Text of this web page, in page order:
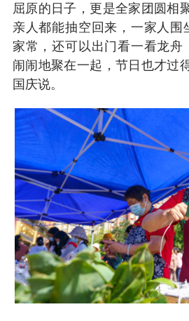
屈原的日子，更是全家团圆相
亲人都能抽空回来，一家人围
家常，还可以出门看一看龙舟
闹闹地聚在一起，节日也才过
国庆说。